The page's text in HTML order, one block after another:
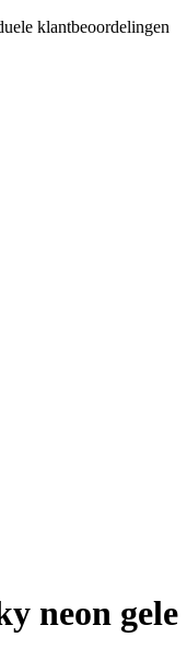
klantbeoordelingen
neon gele